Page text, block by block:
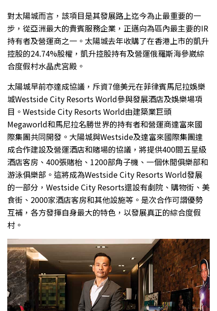
對太陽城而言，該項目是其發展路上迄今為止最重要的一
步，從亞洲最大的貴賓服務企業，正邁向為區內最主要的IR
持有者及營運商之一。太陽城去年收購了在香港上市的凱升
控股的24.74%股權，凱升控股持有及營運俄羅斯海參崴綜
合度假村水晶虎宮殿。
太陽城早前亦達成協議，斥資7億美元在菲律賓馬尼拉娛樂
城Westside City Resorts World參與發展酒店及娛樂場項
目。Westside City Resorts World由建築業巨頭
Megaworld和馬尼拉名勝世界的持有者和營運商達富來國
際集團共同開發。大陽城與Westside及達富來國際集團達
成合作建設及營運酒店和賭場的協議，將提供400間五星級
酒店客房、400張賭枱、1200部角子機、一個休閒俱樂部和
游泳俱樂部。這將成為Westside City Resorts World發展
的一部分，Westside City Resorts還設有劇院、購物街、美
食街、2000家酒店客房和其他設施等。是次合作可謂優勢
互補，各方發揮自身最大的特色，以發展真正的綜合度假
村。